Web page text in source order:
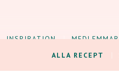
INSPIRATION MEDLEMMAR
ALLA RECEPT